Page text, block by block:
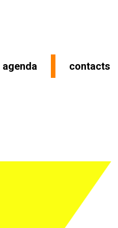
agenda contacts